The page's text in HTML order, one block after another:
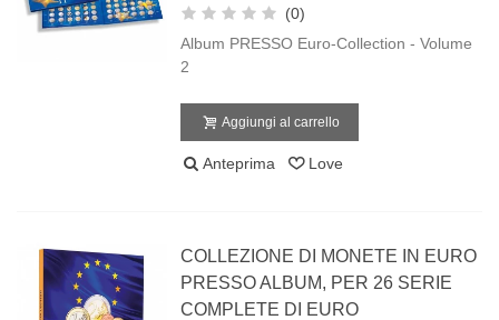
(0)
Album PRESSO Euro-Collection - Volume
2
Aggiungi al carrello
Anteprima Love
COLLEZIONE DI MONETE IN EURO
PRESSO ALBUM, PER 26 SERIE
COMPLETE DI EURO